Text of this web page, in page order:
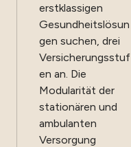
erstklassigen
Gesundheitslösun
gen suchen, drei
Versicherungsstuf
en an. Die
Modularität der
stationären und
ambulanten
Versorgung